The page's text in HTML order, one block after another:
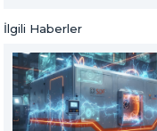
» Üretim
» Kariyer
» İletişim
İlgili Haberler